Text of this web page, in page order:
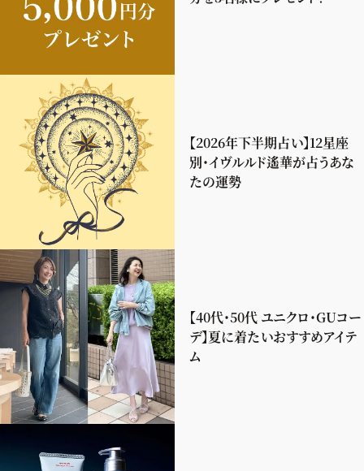
【2026年下半期占い】12星座
別・イヴルルド遙華が占うあな
たの運勢
【40代・50代 ユニクロ・GUコー
デ】夏に着たいおすすめアイテ
ム